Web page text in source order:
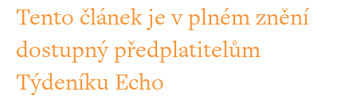
Tento článek je v plném znění
dostupný předplatitelům
Týdeníku Echo